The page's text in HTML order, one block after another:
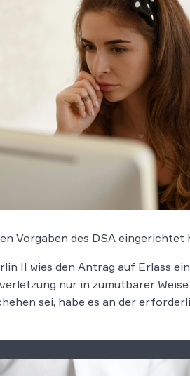
Vorgaben des DSA
II wies den Antrag auf Erlass
nur in zumutbarer
sei, habe es an der